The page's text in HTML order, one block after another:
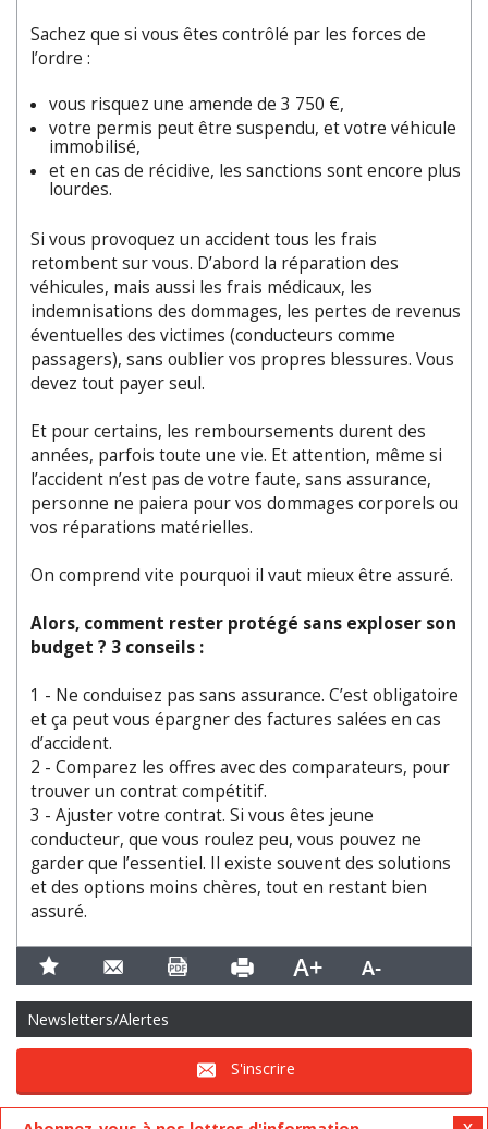
Sachez que si vous êtes contrôlé par les forces de
l’ordre :
vous risquez une amende de 3 750 €,
votre permis peut être suspendu, et votre véhicule
immobilisé,
et en cas de récidive, les sanctions sont encore plus
lourdes.
Si vous provoquez un accident tous les frais
retombent sur vous. D’abord la réparation des
véhicules, mais aussi les frais médicaux, les
indemnisations des dommages, les pertes de revenus
éventuelles des victimes (conducteurs comme
passagers), sans oublier vos propres blessures. Vous
devez tout payer seul.
Et pour certains, les remboursements durent des
années, parfois toute une vie. Et attention, même si
l’accident n’est pas de votre faute, sans assurance,
personne ne paiera pour vos dommages corporels ou
vos réparations matérielles.
On comprend vite pourquoi il vaut mieux être assuré.
Alors, comment rester protégé sans exploser son
budget ? 3 conseils :
1 - Ne conduisez pas sans assurance. C’est obligatoire
et ça peut vous épargner des factures salées en cas
d’accident.
2 - Comparez les offres avec des comparateurs, pour
trouver un contrat compétitif.
3 - Ajuster votre contrat. Si vous êtes jeune
conducteur, que vous roulez peu, vous pouvez ne
garder que l’essentiel. Il existe souvent des solutions
et des options moins chères, tout en restant bien
assuré.
Newsletters/Alertes
S'inscrire